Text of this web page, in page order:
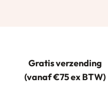
Gratis verzending
(vanaf €75 ex BTW)